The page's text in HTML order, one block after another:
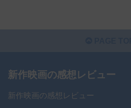
新作映画の感想レビュー
新作映画の感想レビュー